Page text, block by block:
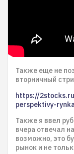
Также еще не
вторничный
https://
perspektivy-
Также я ввел
вчера отвечал
возможно, это
рынок и не